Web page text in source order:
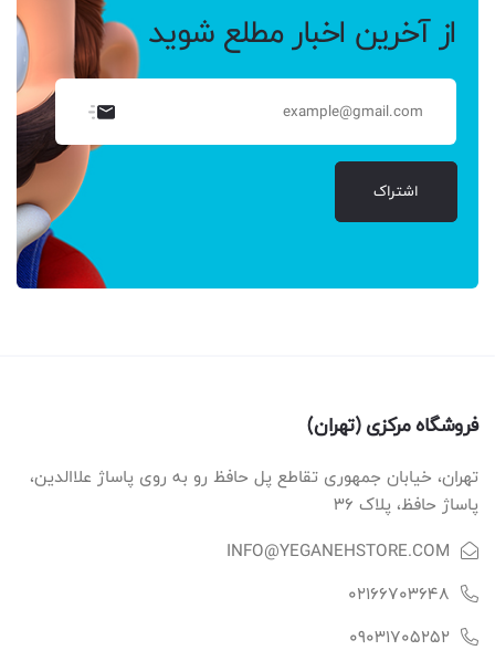
از آخرین اخبار مطلع شوید
اشتراک
فروشگاه مرکزی (تهران)
تهران، خیابان جمهوری تقاطع پل حافظ رو به روی پاساژ علاالدین،
پاساژ حافظ، پلاک ۳۶
INFO@YEGANEHSTORE.COM
02166703648
09031705252